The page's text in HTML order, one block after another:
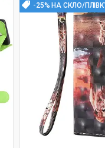
-25% НА СКЛО/